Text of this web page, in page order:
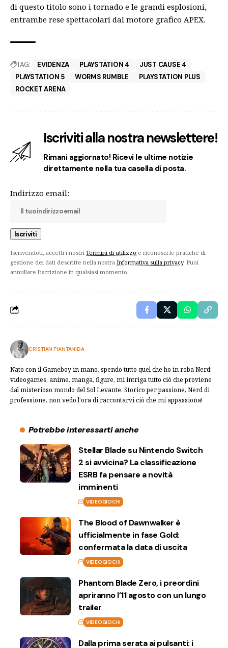
di questo titolo sono i tornado e le grandi esplosioni,
entrambe rese spettacolari dal motore grafico APEX.
TAG: EVIDENZA PLAYSTATION 4
JUST CAUSE 4
PLAYSTATION 5
WORMS RUMBLE
PLAYSTATION PLUS
ROCKET ARENA
Iscriviti alla nostra newslettere!
Rimani aggiornato! Ricevi le ultime notizie
direttamente nella tua casella di posta.
Indirizzo email:
Iscrivendoti, accetti i nostri Termini di utilizzo e riconosci le pratiche di
gestione dei dati descritte nella nostra Informativa sulla privacy. Puoi
annullare l'iscrizione in qualsiasi momento.
CRISTIAN PIANTANIDA
Nato con il Gameboy in mano, spendo tutto quel che ho in roba Nerd:
videogames, anime, manga, figure, mi intriga tutto ciò che proviene
dal misterioso mondo del Sol Levante. Storico per passione, Nerd di
professione, non vedo l'ora di raccontarvi ciò che mi appassiona!
Potrebbe interessarti anche
Stellar Blade su Nintendo Switch
2 si avvicina? La classificazione
ESRB fa pensare a novità
imminenti
VIDEOGIOCHI
The Blood of Dawnwalker è
ufficialmente in fase Gold:
confermata la data di uscita
VIDEOGIOCHI
Phantom Blade Zero, i preordini
apriranno l’11 agosto con un lungo
trailer
VIDEOGIOCHI
Dalla prima serata ai pulsanti: i